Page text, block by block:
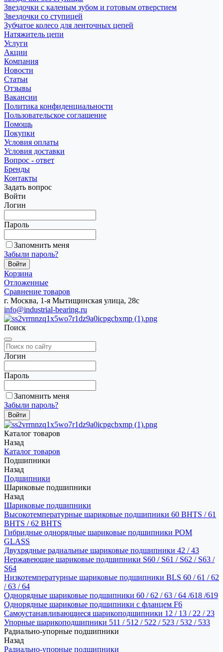
Звездочки с каленым зубом и готовым отверстием
Звездочки со ступицей
Зубчатое колесо для ленточных цепей
Натяжитель цепи
Услуги
Акции
Компания
Новости
Статьи
Отзывы
Вакансии
Политика конфиденциальности
Пользовательское соглашение
Помощь
Покупки
Условия оплаты
Условия доставки
Вопрос - ответ
Бренды
Контакты
Задать вопрос
Войти
Логин
Пароль
Запомнить меня
Забыли пароль?
Корзина
Отложенные
Сравнение товаров
г. Москва, 1-я Мытищинская улица, 28с
info@industrial-bearing.ru
Поиск
Логин
Пароль
Запомнить меня
Забыли пароль?
Каталог товаров
Назад
Каталог товаров
Подшипники
Назад
Подшипники
Шариковые подшипники
Назад
Шариковые подшипники
Высокотемпературные шариковые подшипники 60 BHTS / 61
BHTS / 62 BHTS
Гибридные однорядные шариковые подшипники POM
GLASS
Двухрядные радиальные шариковые подшипники 42 / 43
Нержавеющие шариковые подшипники S60 / S61 / S62 / S63 /
S64
Низкотемпературные шариковые подшипники BLS 60 / 61 / 62
/ 63 / 64
Однорядные шариковые подшипники 60 / 62 / 63 / 64 /618 /619
Однорядные шариковые подшипники с фланцем F6
Самоустанавливающиеся шарикоподшипники 12 / 13 / 22 / 23
Упорные шарикоподшипники 511 / 512 / 522 / 523 / 532 / 533
Радиально-упорные подшипники
Назад
Радиально-упорные подшипники